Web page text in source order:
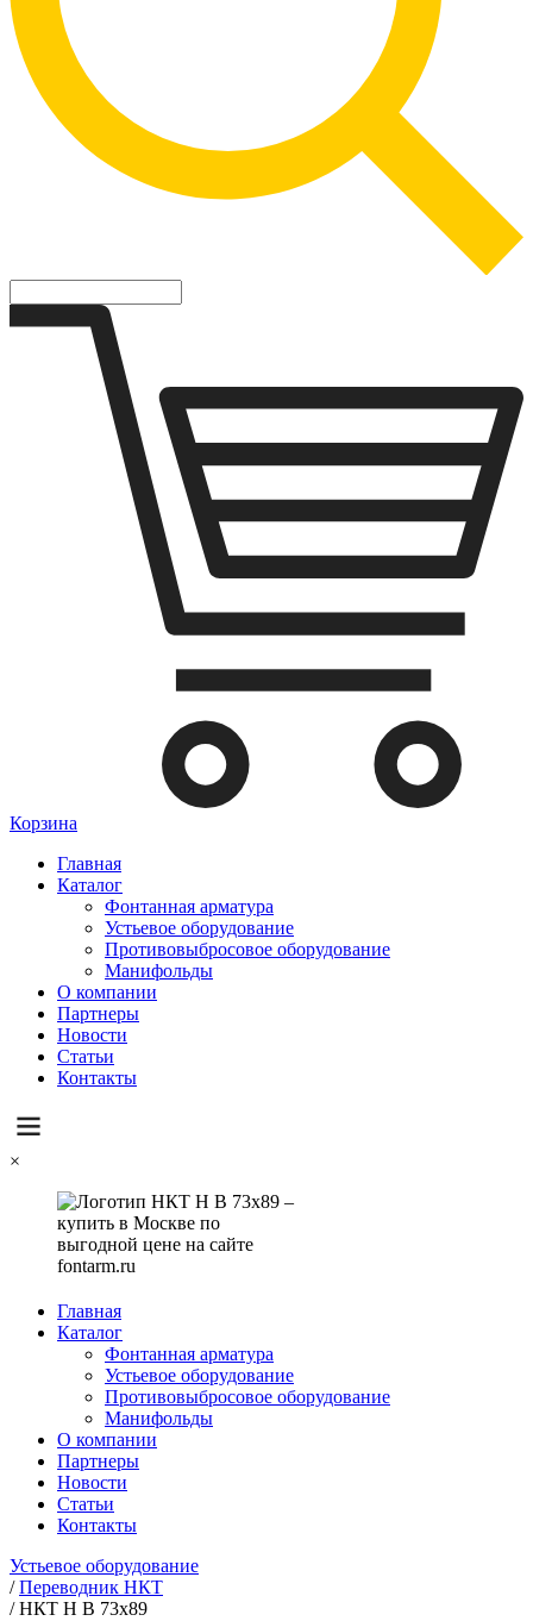
Корзина
Главная
Каталог
Фонтанная арматура
Устьевое оборудование
Противовыбросовое оборудование
Манифольды
О компании
Партнеры
Новости
Статьи
Контакты
×
Главная
Каталог
Фонтанная арматура
Устьевое оборудование
Противовыбросовое оборудование
Манифольды
О компании
Партнеры
Новости
Статьи
Контакты
Устьевое оборудование
/Переводник НКТ
/НКТ Н В 73х89